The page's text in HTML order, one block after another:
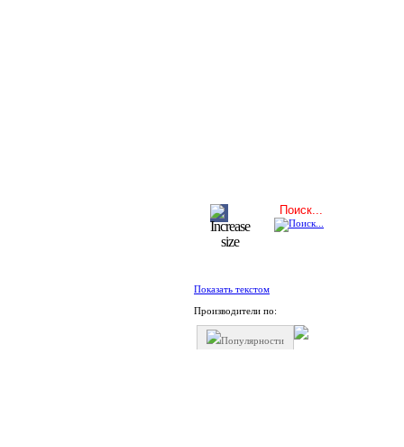
Показать текстом
Производители по:
Популярности